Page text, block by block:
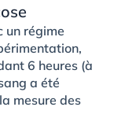
un régime
6 heures (à
a été
mesure des